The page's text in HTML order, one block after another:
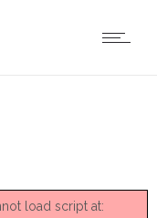
load script at: